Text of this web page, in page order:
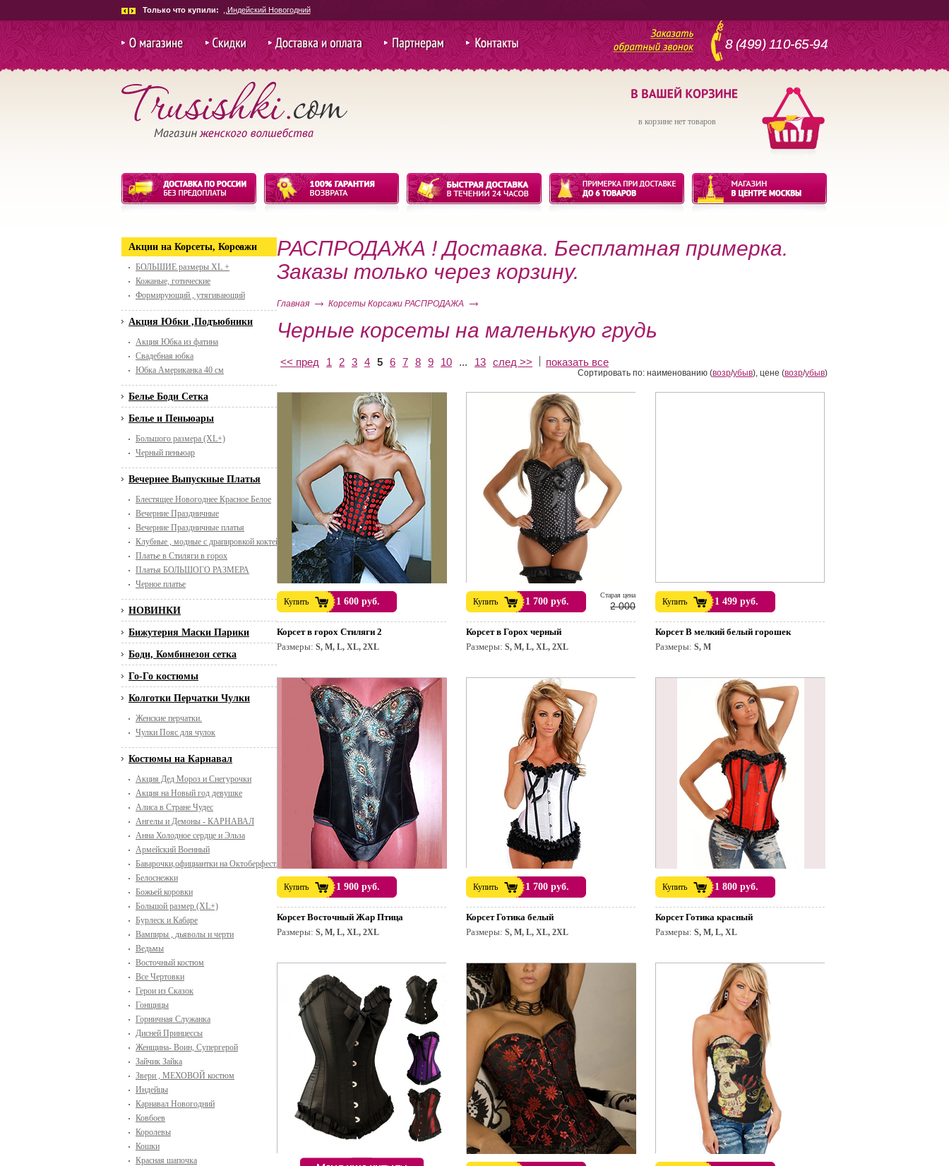
в корзине нет товаров
О магазине
Скидки и
акции
Доставка и оплата
Партнерам
для покупки
оптом
Контакты 8 (499) 110-65-94
Акции на Корсеты, Корсажи
БОЛЬШИЕ размеры XL +
Кожаные, готические
Формирующий , утягивающий
Акция Юбки ,Подъюбники
Акция Юбка из фатина
Свадебная юбка
Юбка Американка 40 см
Белье Боди Сетка
Белье и Пеньюары
Большого размера (XL+)
Черный пеньюар
Вечернее Выпускные Платья
Блестящее Новогоднее Красное Белое
Вечерние Праздничные
Вечерние Праздничные платья
Клубные , модные с драпировкой коктейльные
Платье в Стиляги в горох
Платья БОЛЬШОГО РАЗМЕРА
Черное платье
НОВИНКИ
Бижутерия Маски Парики
Боди, Комбинезон сетка
Го-Го костюмы
Колготки Перчатки Чулки
Женские перчатки.
Чулки Пояс для чулок
Костюмы на Карнавал
Акция Дед Мороз и Снегурочки
Акция на Новый год девушке
Алиса в Стране Чудес
Ангелы и Демоны - КАРНАВАЛ
Анна Холодное сердце и Эльза
Армейский Военный
Баварочки,официантки на Октоберфест. Пивной праздник.
Белоснежки
Божьей коровки
Большой размер (XL+)
Бурлеск и Кабаре
Вампиры , дьяволы и черти
Ведьмы
Восточный костюм
Все Чертовки
Герои из Сказок
Гонщицы
Горничная Служанка
Дисней Принцессы
Женщина- Воин, Супергерой
Зайчик Зайка
Звери , МЕХОВОЙ костюм
Индейцы
Карнавал Новогодний
Ковбоев
Королевы
Кошки
Красная шапочка
РАСПРОДАЖА ! Доставка. Бесплатная примерка.
Заказы только через корзину.
Главная Корсеты Корсажи РАСПРОДАЖА
Черные корсеты на маленькую грудь
<< пред 1 2 3 4 5 6 7 8 9 10 ... 13 след >> показать все
Сортировать по: наименованию (возр/убыв), цене (возр/убыв)
Корсет в горох Стиляги 2
Размеры: S, M, L, XL, 2XL
Купить 1 600 руб.
Корсет в Горох черный
Размеры: S, M, L, XL, 2XL
Купить 1 700 руб.
Cтарая цена
2 000
Корсет В мелкий белый горошек
Размеры: S, M
Купить 1 499 руб.
Корсет Восточный Жар Птица
Размеры: S, M, L, XL, 2XL
Купить 1 900 руб.
Корсет Готика белый
Размеры: S, M, L, XL, 2XL
Купить 1 700 руб.
Корсет Готика красный
Размеры: S, M, L, XL
Купить 1 800 руб.
Только что купили: ,,Индейский Новогодний